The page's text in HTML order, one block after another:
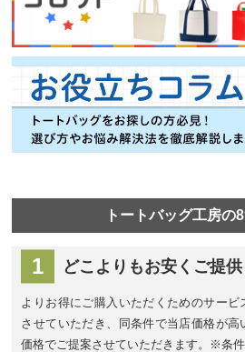
トートバッグ⼯房の
1 どこよりもお安くご提
よりお得にご購入いただくためのサー
させていただき、同条件で当店価格が
価格でご提案させていただきます。※条件